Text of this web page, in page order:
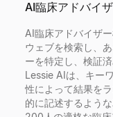
AI臨床アドバイ
AI臨床アドバイザ
ウェブを検索し、
ーを特定し、検証
Lessie AIは、キー
性によって結果を
的に記述するよう